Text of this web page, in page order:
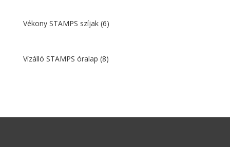
Vékony STAMPS szíjak (6)
Vízálló STAMPS óralap (8)